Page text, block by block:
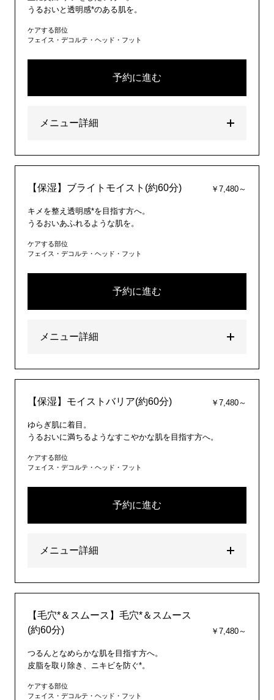
うるおいと透明感*のある肌を。
ケアする部位
フェイス・デコルテ・ヘッド・フット
予約に進む
メニュー詳細
【保湿】ブライトモイスト(約60分) ￥7,480～
キメを整え透明感*を目指す方へ。
うるおいあふれるような肌を。
ケアする部位
フェイス・デコルテ・ヘッド・フット
予約に進む
メニュー詳細
【保湿】モイストバリア(約60分) ￥7,480～
ゆらぎ肌に着目。
うるおいに満ちるようなすこやかな肌を目指す方へ。
ケアする部位
フェイス・デコルテ・ヘッド・フット
予約に進む
メニュー詳細
【毛穴*＆スムース】毛穴*＆スムース
(約60分)
￥7,480～
つるんとなめらかな肌を目指す方へ。
皮脂を取り除き、ニキビを防ぐ*。
ケアする部位
フェイス・デコルテ・ヘッド・フット